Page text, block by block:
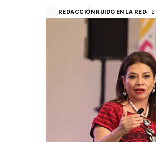
REDACCIÓN RUIDO EN LA RED